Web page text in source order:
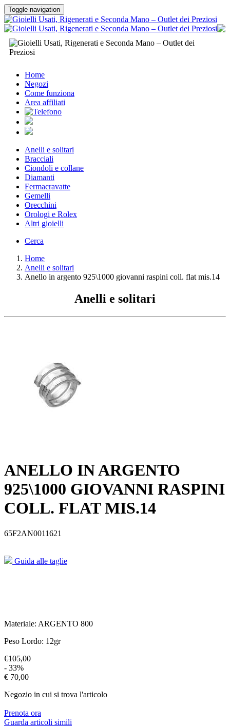
Toggle navigation
Home
Negozi
Come funziona
Area affiliati
Anelli e solitari
Bracciali
Ciondoli e collane
Diamanti
Fermacravatte
Gemelli
Orecchini
Orologi e Rolex
Altri gioielli
Cerca
Home
Anelli e solitari
Anello in argento 925\1000 giovanni raspini coll. flat mis.14
Anelli e solitari
ANELLO IN ARGENTO
925\1000 GIOVANNI RASPINI
COLL. FLAT MIS.14
65F2AN0011621
Guida alle taglie
Materiale: ARGENTO 800
Peso Lordo: 12gr
€105,00
- 33%
€ 70,00
Negozio in cui si trova l'articolo
Prenota ora
Guarda articoli simili